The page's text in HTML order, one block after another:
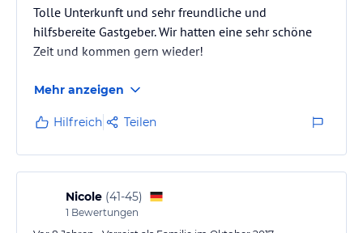
Tolle Unterkunft und sehr freundliche und
hilfsbereite Gastgeber. Wir hatten eine sehr schöne
Zeit und kommen gern wieder!
Mehr anzeigen
Hilfreich Teilen
Nicole (41-45)
1 Bewertungen